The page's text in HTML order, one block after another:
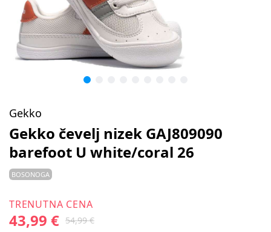
Gekko
Gekko čevelj nizek GAJ809090
barefoot U white/coral 26
BOSONOGA
TRENUTNA CENA
43,99 € 54,99 €